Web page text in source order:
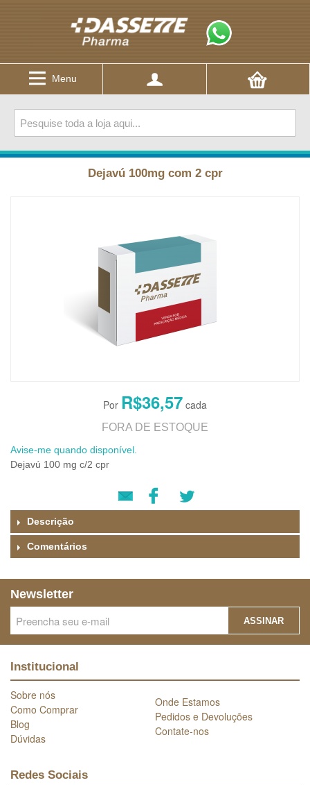
Menu
Dejavú 100mg com 2 cpr
R$36,57
FORA DE ESTOQUE
Avise-me quando disponível.
Dejavú 100 mg c/2 cpr
Descrição
Comentários
Newsletter
ASSINAR
Institucional
Sobre nós
Como Comprar
Blog
Dúvidas
Onde Estamos
Pedidos e Devoluções
Contate-nos
Redes Sociais